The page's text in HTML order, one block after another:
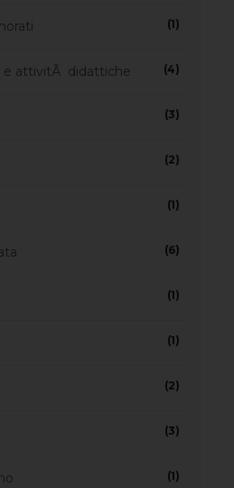
(1)
e attivitÃ didattiche (4)
(3)
(2)
(1)
(6)
(1)
(1)
(2)
(3)
(1)